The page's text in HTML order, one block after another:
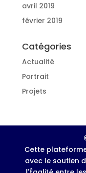
avril 2019
février 2019
Catégories
Actualité
Portrait
Projets
Cette plateforme
avec le soutien